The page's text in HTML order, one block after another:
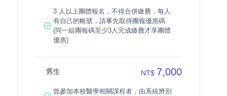
3 人以上團體報名，不得合併繳費，每人
有自己的帳號，請事先取得團報優惠碼
(同一組團報碼至少3人完成繳費才享團體
優惠)
舊生 NT$ 7,000
曾參加本校醫學相關課程者，由系統辨別